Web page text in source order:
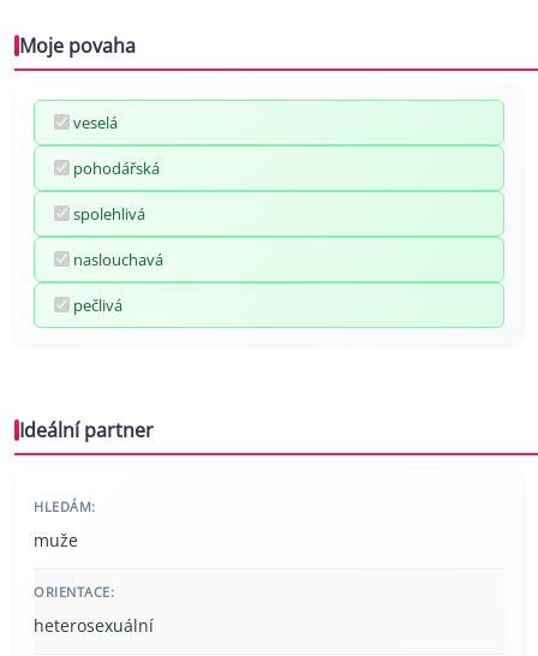
Moje povaha
veselá
pohodářská
spolehlivá
naslouchavá
pečlivá
Ideální partner
HLEDÁM:
muže
ORIENTACE:
heterosexuální